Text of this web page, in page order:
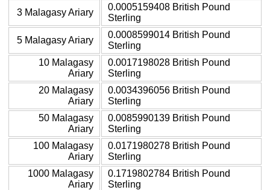
3 Malagasy Ariary
0.0005159408 British Pound
Sterling
5 Malagasy Ariary
0.0008599014 British Pound
Sterling
10 Malagasy
Ariary
0.0017198028 British Pound
Sterling
20 Malagasy
Ariary
0.0034396056 British Pound
Sterling
50 Malagasy
Ariary
0.0085990139 British Pound
Sterling
100 Malagasy
Ariary
0.0171980278 British Pound
Sterling
1000 Malagasy
Ariary
0.1719802784 British Pound
Sterling